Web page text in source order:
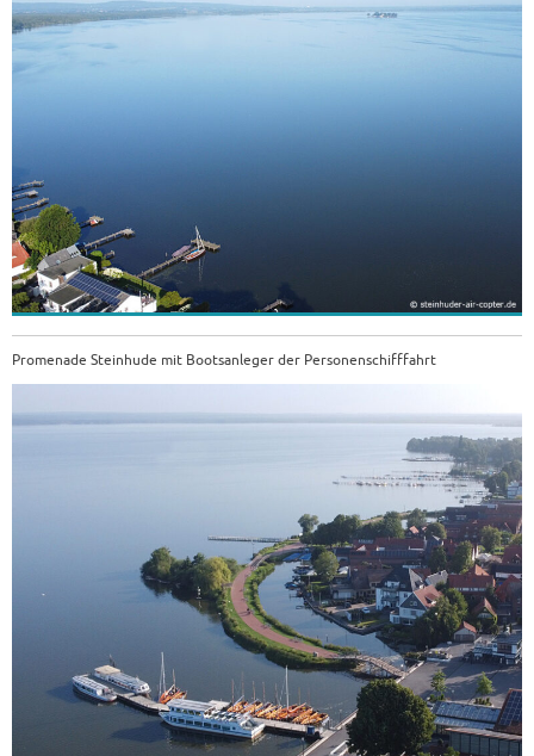
Promenade Steinhude mit Bootsanleger der Personenschifffahrt